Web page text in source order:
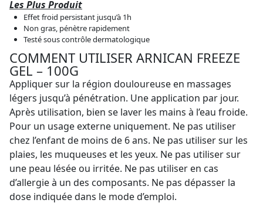
Les Plus Produit
Effet froid persistant jusqu’à 1h
Non gras, pénètre rapidement
Testé sous contrôle dermatologique
COMMENT UTILISER ARNICAN FREEZE
GEL – 100G
Appliquer sur la région douloureuse en massages
légers jusqu’à pénétration. Une application par jour.
Après utilisation, bien se laver les mains à l’eau froide.
Pour un usage externe uniquement. Ne pas utiliser
chez l’enfant de moins de 6 ans. Ne pas utiliser sur les
plaies, les muqueuses et les yeux. Ne pas utiliser sur
une peau lésée ou irritée. Ne pas utiliser en cas
d’allergie à un des composants. Ne pas dépasser la
dose indiquée dans le mode d’emploi.